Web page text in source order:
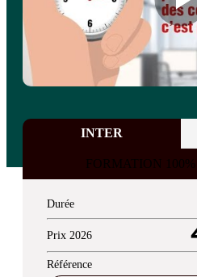
INTER
FORMATION
Durée
Prix 2026
Référence